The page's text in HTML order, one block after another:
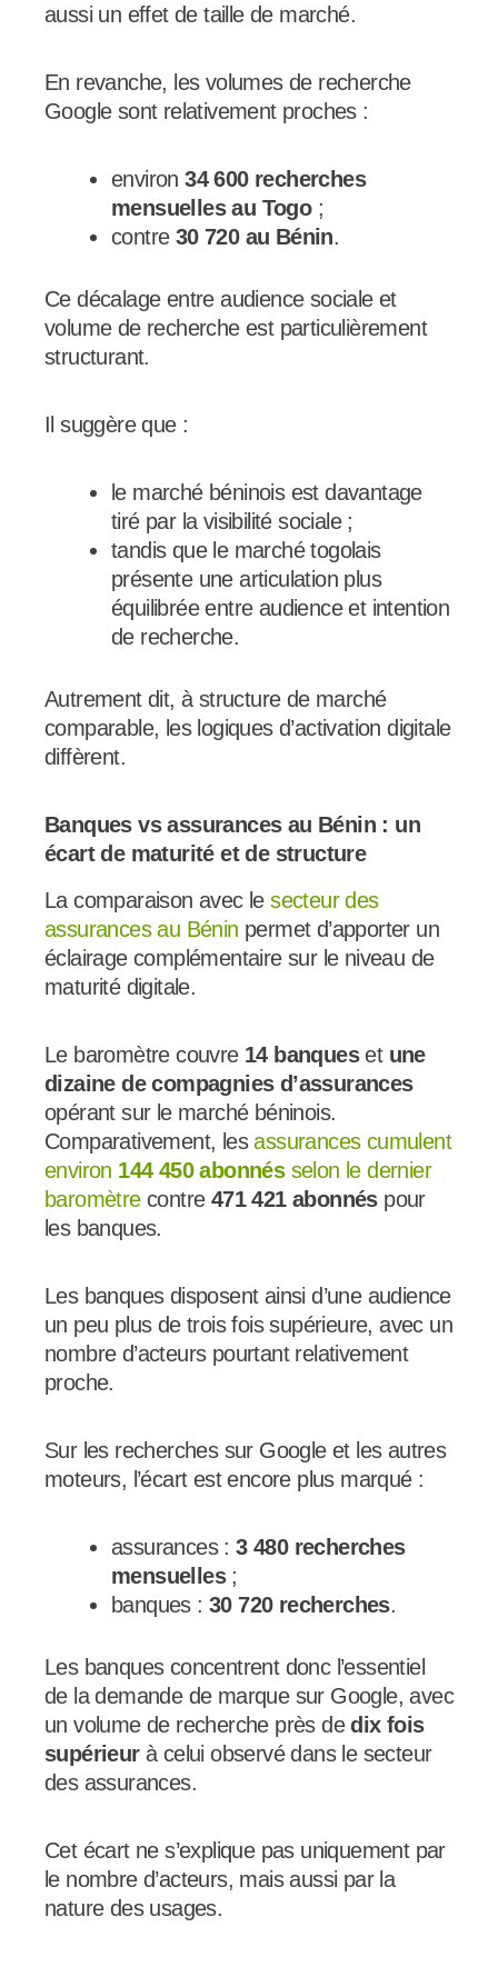
aussi un effet de taille de marché.
En revanche, les volumes de recherche
Google sont relativement proches :
environ34 600 recherches
mensuelles au Togo;
contre 30 720 au Bénin.
Ce décalage entre audience sociale et
volume de recherche est particulièrement
structurant.
Il suggère que :
le marché béninois est davantage
tiré par la visibilité sociale ;
tandis que le marché togolais
présente une articulation plus
équilibrée entre audience et intention
de recherche.
Autrement dit, à structure de marché
comparable, les logiques d’activation digitale
diffèrent.
Banques vs assurances au Bénin : un
écart de maturité et de structure
La comparaison avec lesecteur des
assurances au Bénin permet d’apporter un
éclairage complémentaire sur le niveau de
maturité digitale.
Le baromètre couvre 14 banqueset une
dizaine de compagnies d’assurances
opérant sur le marché béninois.
Comparativement, lesassurances cumulent
environ 144 450 abonnésselon le dernier
baromètrecontre 471 421 abonnéspour
les banques.
Les banques disposent ainsi d’une audience
un peu plus de trois fois supérieure, avec un
nombre d’acteurs pourtant relativement
proche.
Sur les recherches sur Google et les autres
moteurs, l’écart est encore plus marqué :
assurances :3 480 recherches
mensuelles;
banques : 30 720 recherches.
Les banques concentrent donc l’essentiel
de la demande de marque sur Google, avec
un volume de recherche près dedix fois
supérieurà celui observé dans le secteur
des assurances.
Cet écart ne s’explique pas uniquement par
le nombre d’acteurs, mais aussi par la
nature des usages.